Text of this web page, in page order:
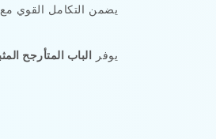
يضمن التكامل القوي
يوفر الباب المتأرجح